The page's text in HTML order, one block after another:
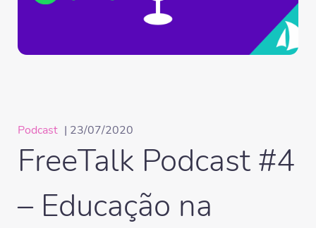
Podcast | 23/07/2020
FreeTalk Podcast #4
– Educação na